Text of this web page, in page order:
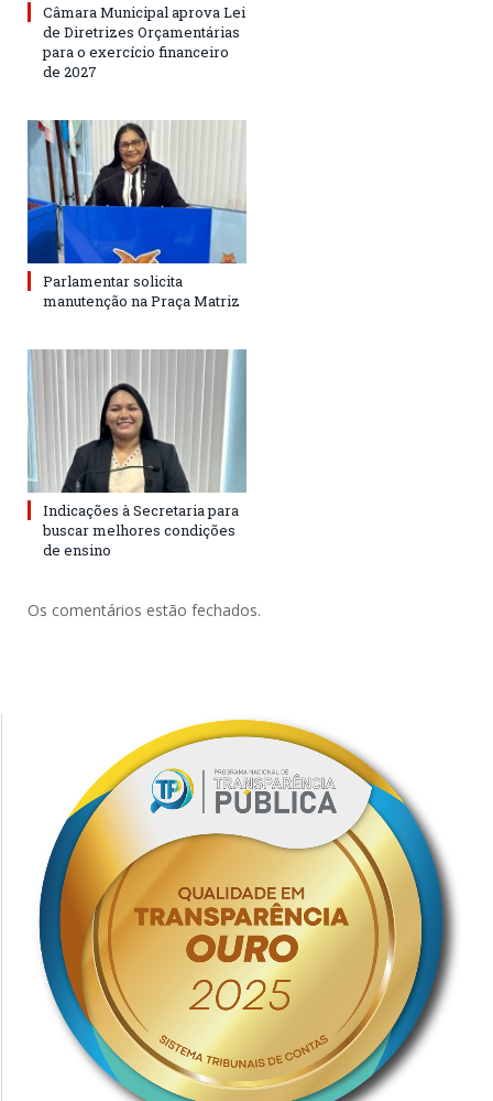
Câmara Municipal aprova Lei
de Diretrizes Orçamentárias
para o exercício financeiro
de 2027
Parlamentar solicita
manutenção na Praça Matriz
Indicações à Secretaria para
buscar melhores condições
de ensino
Os comentários estão fechados.